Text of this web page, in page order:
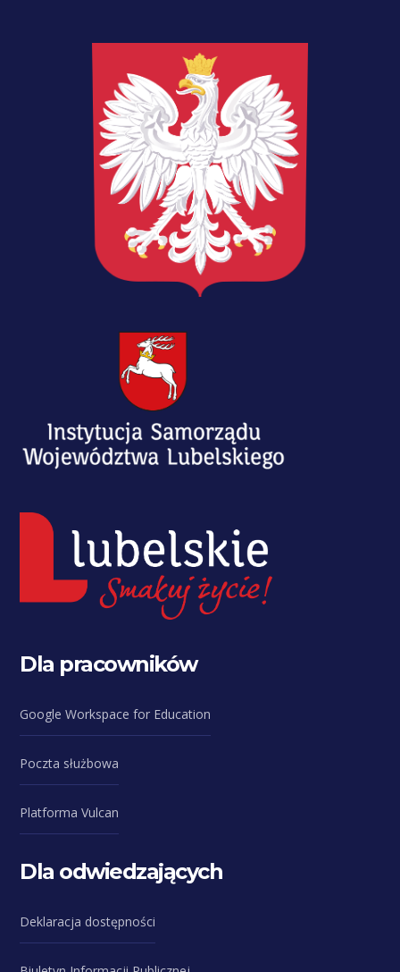
Dla pracowników
Google Workspace for Education
Poczta służbowa
Platforma Vulcan
Dla odwiedzających
Deklaracja dostępności